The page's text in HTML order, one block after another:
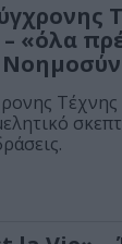
«όλα